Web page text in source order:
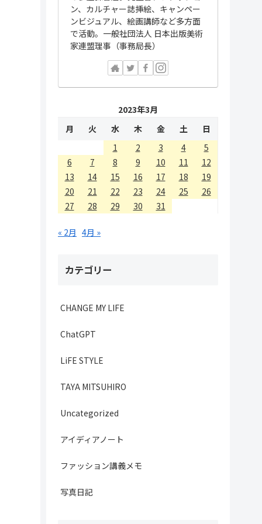
ン、カルチャー誌挿絵、キャンペー
ンビジュアル、絵画講師など多方面
で活動。一般社団法人 日本出版美術
家連盟理事（事務局長）
2023年3月
月
火 水 木 金 土
日
1
2 3 4
5
6
7 8 9 10 11
12
13
14 15 16 17 18
19
20
21 22 23 24 25
26
27
28 29 30 31
« 2月 4月 »
カテゴリー
CHANGE MY LIFE
ChatGPT
LiFE STYLE
TAYA MITSUHIRO
Uncategorized
アイディアノート
ファッション講義メモ
写真日記